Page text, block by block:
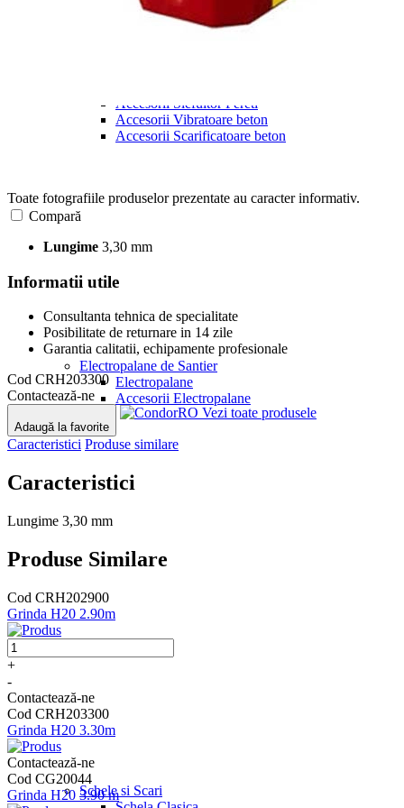
Scarificatoare beton
Slefuitor Pereti
Accesorii Slefuitor Pereti
Accesorii Vibratoare beton
Accesorii Scarificatoare beton
Electropalane de Santier
Electropalane
Accesorii Electropalane
Schele si Scari
Toate fotografiile produselor prezentate au caracter informativ.
Compară
Lungime 3,30 mm
Informatii utile
Consultanta tehnica de specialitate
Posibilitate de returnare in 14 zile
Garantia calitatii, echipamente profesionale
Cod CRH203300
Contactează-ne
Adaugă la favorite
Vezi toate produsele
Caracteristici Produse similare
Caracteristici
Lungime 3,30 mm
Produse Similare
Cod CRH202900
Grinda H20 2.90m
+
-
Contactează-ne
Cod CRH203300
Grinda H20 3.30m
Contactează-ne
Cod CG20044
Grinda H20 3.90 m